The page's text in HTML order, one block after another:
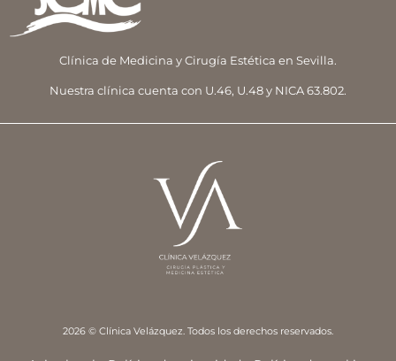
Clínica de Medicina y Cirugía Estética en Sevilla.
Nuestra clínica cuenta con U.46, U.48 y NICA 63.802.
2026 © Clínica Velázquez. Todos los derechos reservados.